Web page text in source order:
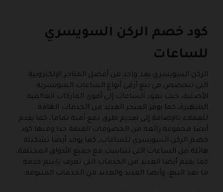
كود خصم الركن السويسري
للساعات
الركن السويسري يعد واحد من أفضل المتاجر الإلكترونية
التي تتخصص في بيع أرقى أنواع الساعات السويسرية
الأصلية، حيث تعود الساعات إلى أقوى الماركات العالمية
الشهيرة، كما يوفر المتجر العديد من الخدمات الهامة
للعملاء بالإضافة إلى تقديم طرق دفع آمنة تماما، كما يقدم
أيضا مجموعة رائعة من الخصومات القيمة جدا ومنها كود
خصم الركن السويسري للساعات، كما يوجد أيضا تشكيلة
هائلة من الساعات التي تتناسب مع جميع الأذواق المختلفة،
كما يقدم أيضا العديد من الخدمات التي تعرف باسم خدمة
ما بعد البيع، وأيضا العديد والعديد من الخدمات المتنوعة.